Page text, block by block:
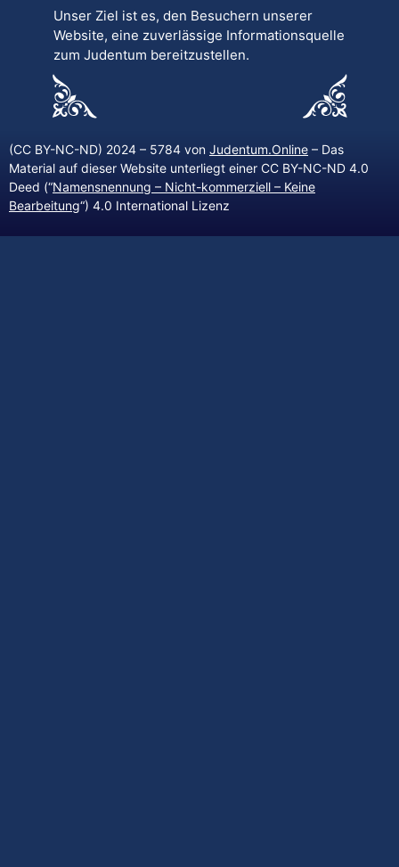
Unser Ziel ist es, den Besuchern unserer
Website, eine zuverlässige Informationsquelle
zum Judentum bereitzustellen.
(CC BY-NC-ND) 2024 – 5784 von Judentum.Online – Das
Material auf dieser Website unterliegt einer CC BY-NC-ND 4.0
Deed (“Namensnennung – Nicht-kommerziell – Keine
Bearbeitung“) 4.0 International Lizenz